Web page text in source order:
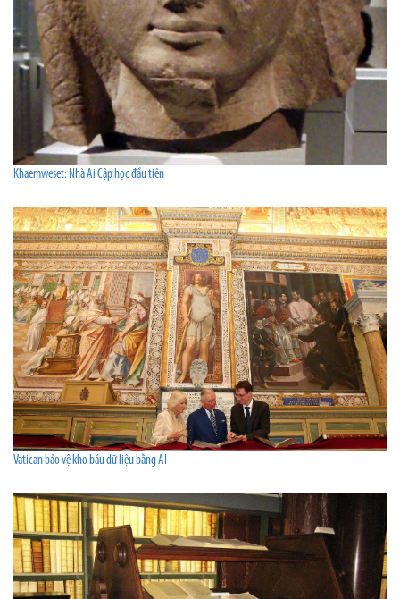
Khaemweset: Nhà Ai Cập học đầu tiên
Vatican bảo vệ kho báu dữ liệu bằng AI